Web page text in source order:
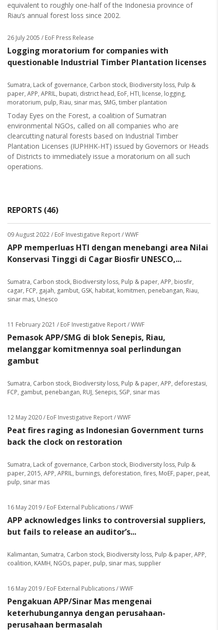
equivalent to roughly one-half of the Indonesia province of
Riau’s annual forest loss since 2002.
26 July 2005 / EoF Press Release
Logging moratorium for companies with
questionable Industrial Timber Plantation licenses
Sumatra, Lack of governance, Carbon stock, Biodiversity loss, Pulp &
paper, APP, APRIL, bupati, district head, EoF, HTI, license, logging,
moratorium, pulp, Riau, sinar mas, SMG, timber plantation
Today Eyes on the Forest, a coalition of Sumatran
environmental NGOs, called on all companies who are
clearcutting natural forests based on Industrial Timber
Plantation Licenses (IUPHHK-HT) issued by Governors or Heads
of Districts to immediately issue a moratorium on all such
operations.
REPORTS (46)
09 August 2022/ EoF Investigative Report / WWF
APP memperluas HTI dengan menebangi area Nilai
Konservasi Tinggi di Cagar Biosfir UNESCO,...
Sumatra, Carbon stock, Biodiversity loss, Pulp & paper, APP, biosfir,
cagar, FCP, gajah, gambut, GSK, habitat, komitmen, penebangan, Riau,
sinar mas, Unesco
11 February 2021 / EoF Investigative Report / WWF
Pemasok APP/SMG di blok Senepis, Riau,
melanggar komitmennya soal perlindungan
gambut
Sumatra, Carbon stock, Biodiversity loss, Pulp & paper, APP, deforestasi,
FCP, gambut, penebangan, RUJ, Senepis, SGP, sinar mas
12 May 2020/ EoF Investigative Report / WWF
Peat fires raging as Indonesian Government turns
back the clock on restoration
Sumatra, Lack of governance, Carbon stock, Biodiversity loss, Pulp &
paper, 2015, APP, APRIL, burnings, deforestation, fires, MoEF, paper, peat,
pulp, sinar mas
16 May 2019/ EoF External Publications / WWF
APP acknowledges links to controversial suppliers,
but fails to release an auditor’s...
Kalimantan, Sumatra, Carbon stock, Biodiversity loss, Pulp & paper, APP,
coalition, KAMH, NGOs, paper, pulp, sinar mas, supplier
16 May 2019/ EoF External Publications / WWF
Pengakuan APP/Sinar Mas mengenai
keterhubungannya dengan perusahaan-
perusahaan bermasalah